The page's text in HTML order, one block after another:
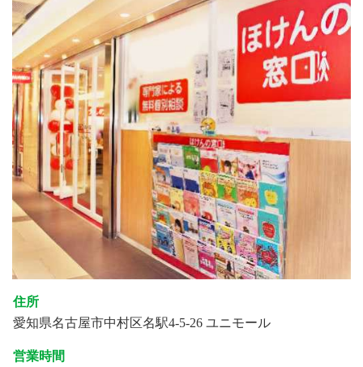
住所
愛知県名古屋市中村区名駅4-5-26 ユニモール
営業時間